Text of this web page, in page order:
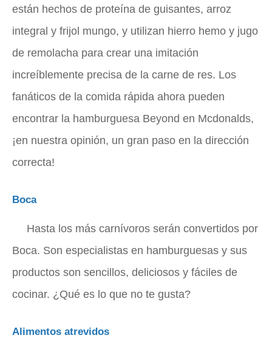
están hechos de proteína de guisantes, arroz
integral y frijol mungo, y utilizan hierro hemo y jugo
de remolacha para crear una imitación
increíblemente precisa de la carne de res. Los
fanáticos de la comida rápida ahora pueden
encontrar la hamburguesa Beyond en Mcdonalds,
¡en nuestra opinión, un gran paso en la dirección
correcta!
Boca
Hasta los más carnívoros serán convertidos por
Boca. Son especialistas en hamburguesas y sus
productos son sencillos, deliciosos y fáciles de
cocinar. ¿Qué es lo que no te gusta?
Alimentos atrevidos